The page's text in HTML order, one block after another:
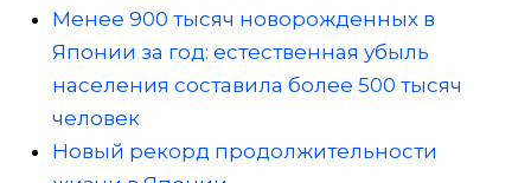
Менее 900 тысяч новорожденных в
Японии за год: естественная убыль
населения составила более 500 тысяч
человек
Новый рекорд продолжительности